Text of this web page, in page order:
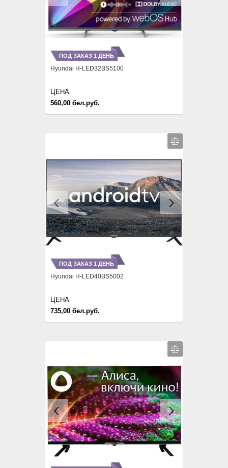
ПОД ЗАКАЗ 1 ДЕНЬ
Hyundai H-LED32BS5100
560,00 бел.руб.
ЦЕНА
Previous Next
ПОД ЗАКАЗ 1 ДЕНЬ
Hyundai H-LED40BS5002
735,00 бел.руб.
ЦЕНА
Previous Next